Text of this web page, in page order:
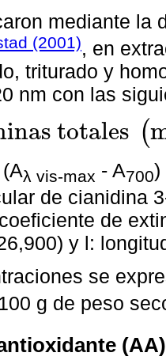
mediante la
(2001), en
triturado y
nm con las
inas totales (
s mgL-1=A ×PM ×FD×1000 × 1
λ vis-max - A700)
de cianidina
de
y l:
se
g de peso
(AA)